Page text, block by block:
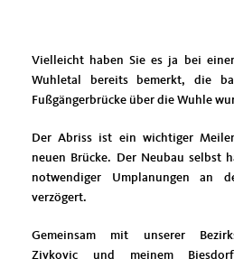
Vielleicht haben Sie es ja bei
Wuhletal bereits bemerkt, die
Fußgängerbrücke über die Wuhle
Der Abriss ist ein wichtiger
neuen Brücke. Der Neubau selbst
notwendiger Umplanungen an
verzögert.
Gemeinsam mit unserer
Zivkovic und meinem